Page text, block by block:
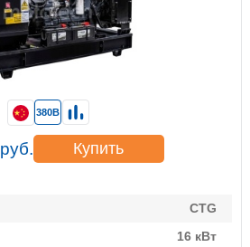
CTG
16 кВт
380В
руб. Купить